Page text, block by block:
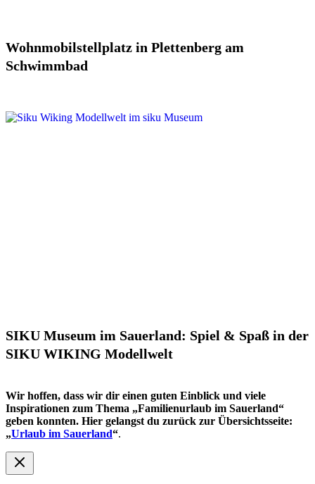
Wohnmobilstellplatz in Plettenberg am
Schwimmbad
SIKU Museum im Sauerland: Spiel & Spaß in der
SIKU WIKING Modellwelt
Wir hoffen, dass wir dir einen guten Einblick und viele
Inspirationen zum Thema „Familienurlaub im Sauerland“
geben konnten. Hier gelangst du zurück zur Übersichtsseite:
„Urlaub im Sauerland“.